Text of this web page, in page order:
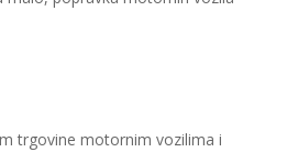
trgovine motornim vozilima i